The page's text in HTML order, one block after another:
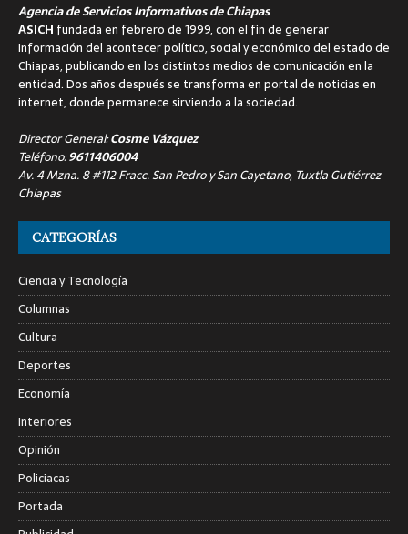
Agencia de Servicios Informativos de Chiapas
ASICH fundada en febrero de 1999, con el fin de generar
información del acontecer político, social y económico del estado de
Chiapas, publicando en los distintos medios de comunicación en la
entidad. Dos años después se transforma en portal de noticias en
internet, donde permanece sirviendo a la sociedad.
Director General:Cosme Vázquez
Teléfono:9611406004
Av. 4 Mzna. 8 #112 Fracc. San Pedro y San Cayetano, Tuxtla Gutiérrez
Chiapas
CATEGORÍAS
Ciencia y Tecnología
Columnas
Cultura
Deportes
Economía
Interiores
Opinión
Policiacas
Portada